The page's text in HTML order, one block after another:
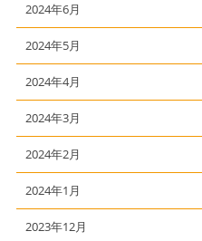
2024年6月
2024年5月
2024年4月
2024年3月
2024年2月
2024年1月
2023年12月